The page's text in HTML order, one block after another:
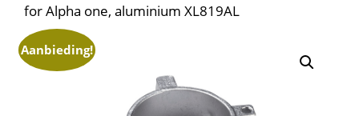
for Alpha one, aluminium XL819AL
Aanbieding!